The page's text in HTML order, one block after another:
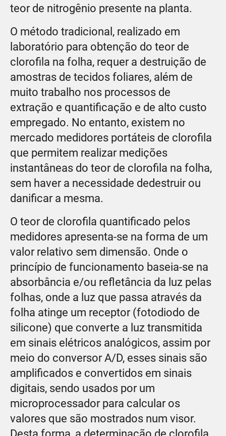
teor de nitrogênio presente na planta.
O método tradicional, realizado em
laboratório para obtenção do teor de
clorofila na folha, requer a destruição de
amostras de tecidos foliares, além de
muito trabalho nos processos de
extração e quantificação e de alto custo
empregado. No entanto, existem no
mercado medidores portáteis de clorofila
que permitem realizar medições
instantâneas do teor de clorofila na folha,
sem haver a necessidade dedestruir ou
danificar a mesma.
O teor de clorofila quantificado pelos
medidores apresenta-se na forma de um
valor relativo sem dimensão. Onde o
princípio de funcionamento baseia-se na
absorbância e/ou refletância da luz pelas
folhas, onde a luz que passa através da
folha atinge um receptor (fotodiodo de
silicone) que converte a luz transmitida
em sinais elétricos analógicos, assim por
meio do conversor A/D, esses sinais são
amplificados e convertidos em sinais
digitais, sendo usados por um
microprocessador para calcular os
valores que são mostrados num visor.